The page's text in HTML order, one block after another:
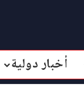
أخبار دولية